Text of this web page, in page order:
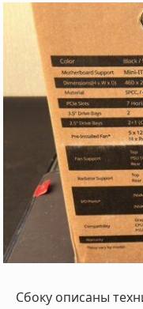
Сбоку описаны